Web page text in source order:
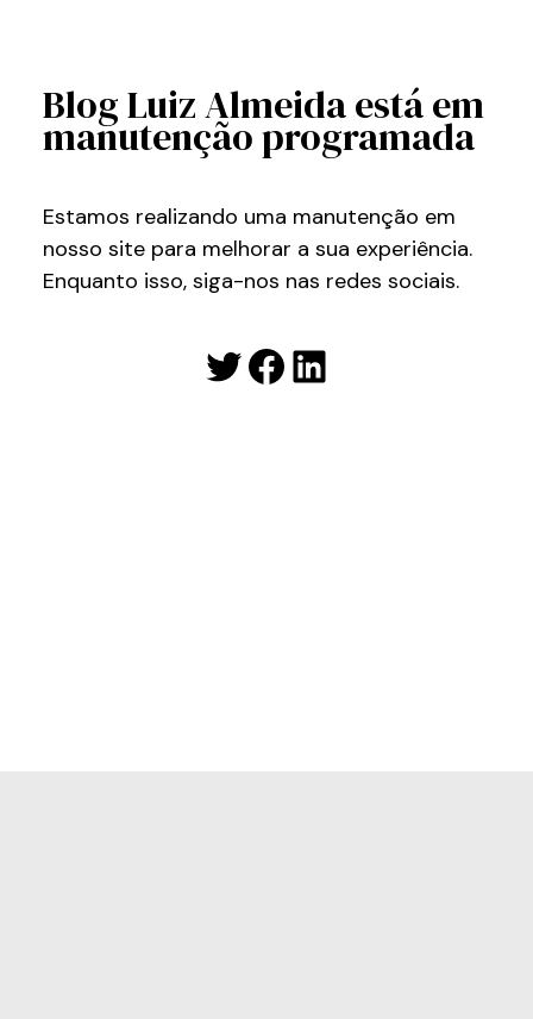
Blog Luiz Almeida está em
manutenção programada
Estamos realizando uma manutenção em
nosso site para melhorar a sua experiência.
Enquanto isso, siga-nos nas redes sociais.
Twitter
Facebook
LinkedIn